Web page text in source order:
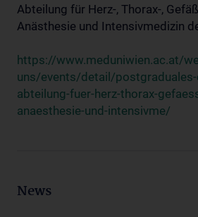
Abteilung für Herz-, Thorax-,
Anästhesie und Intensivmedizin
https://www.meduniwien.ac.at/
uns/events/detail/
abteilung-fuer-herz-thorax-
anaesthesie-und-intensivme/
News